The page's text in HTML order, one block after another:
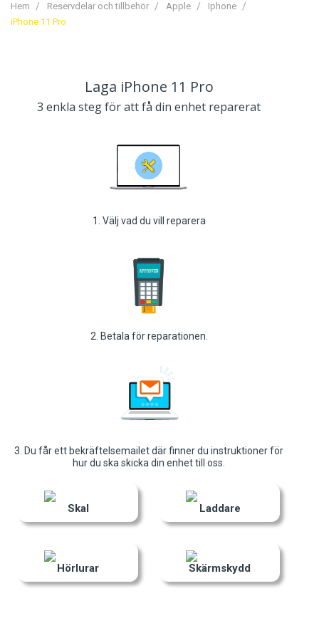
Hem Reservdelar och tillbehör Apple
Iphone
iPhone 11 Pro
Laga iPhone 11 Pro
3 enkla steg för att få din enhet reparerat
1. Välj vad du vill reparera
2. Betala för reparationen.
3. Du får ett bekräftelsemailet där finner du instruktioner för
hur du ska skicka din enhet till oss.
Skal Laddare
Hörlurar Skärmskydd